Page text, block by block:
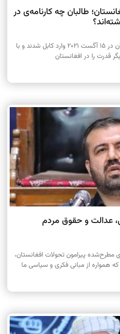
طالبان چه کارنامه‌ی در
پنج سال از روزی می‌گذرد که طالبان در ۱۵ آگست ۲۰۲۱ وارد کابل شدند و با
قدرت را در افغانستان
و حقوق مردم
مطرح‌شده پیرامون تحولات افغانستان،
که همواره از مبانی فکری و سیاسی ما